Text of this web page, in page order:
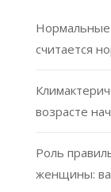
Нормальные
считается
возрасте
Роль
женщины: